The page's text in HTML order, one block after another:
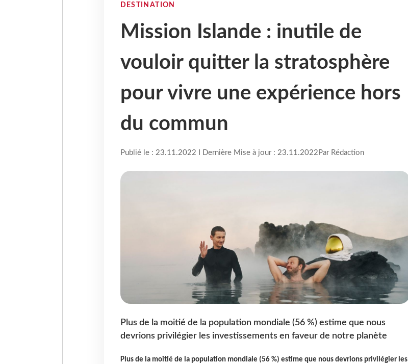
DESTINATION
Mission Islande : inutile de
vouloir quitter la stratosphère
pour vivre une expérience hors
du commun
Publié le : 23.11.2022 I Dernière Mise à jour : 23.11.2022 Par Rédaction
Plus de la moitié de la population mondiale (56 %) estime que nous
devrions privilégier les investissements en faveur de notre planète
Plus de la moitié de la population mondiale (56 %) estime que nous devrions privilégier les